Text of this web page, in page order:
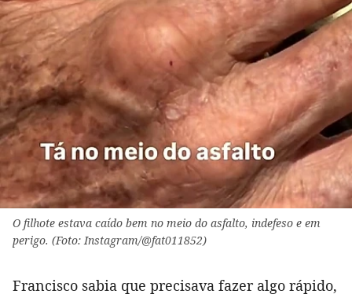
O filhote estava caído bem no meio do asfalto, indefeso e em
perigo. (Foto: Instagram/@fat011852)
Francisco sabia que precisava fazer algo rápido,